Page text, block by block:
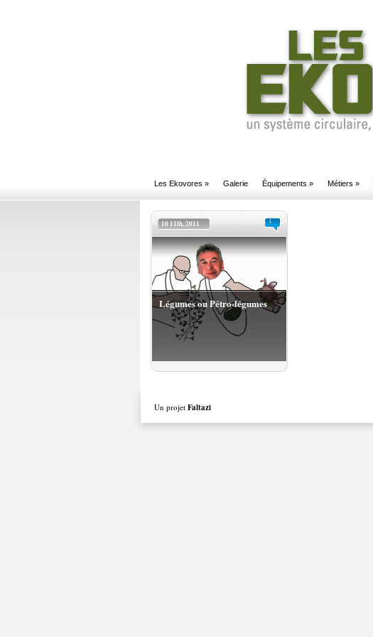
Les Ekovores » Galerie Équipements » Métiers »
1
10 11th, 2011
Légumes ou Pétro-légumes
Un projet Faltazi